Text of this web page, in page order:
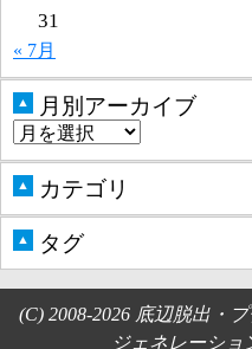
31
« 7月
▲ 月別アーカイブ
▲ カテゴリ
▲ タグ
(C) 2008-2026 底辺脱出・
ジェネレーショ